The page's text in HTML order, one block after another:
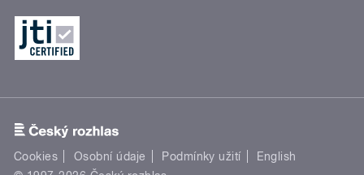
Cookies Osobní údaje Podmínky užití
English